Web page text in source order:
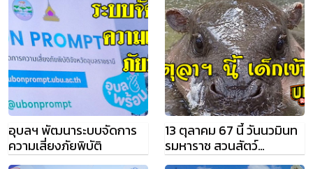
อุบลฯ พัฒนาระบบจัดการ
ความเสี่ยงภัยพิบัติ
13 ตุลาคม 67 นี้ วันนวมินท
รมหาราช สวนสัตว์
อุบลราชธานี เด็กเข้าฟรี